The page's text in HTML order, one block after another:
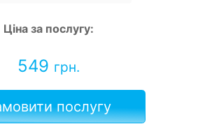
Ціна за послугу:
549 грн.
послугу